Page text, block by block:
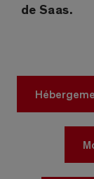
de Saas.